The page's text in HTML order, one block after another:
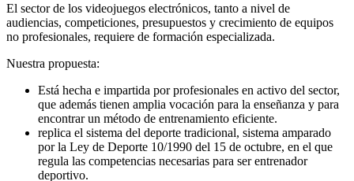
El sector de los videojuegos electrónicos, tanto a nivel de
audiencias, competiciones, presupuestos y crecimiento de equipos
no profesionales, requiere de formación especializada.
Nuestra propuesta:
Está hecha e impartida por profesionales en activo del sector,
que además tienen amplia vocación para la enseñanza y para
encontrar un método de entrenamiento eficiente.
replica el sistema del deporte tradicional, sistema amparado
por la Ley de Deporte 10/1990 del 15 de octubre, en el que
regula las competencias necesarias para ser entrenador
deportivo.